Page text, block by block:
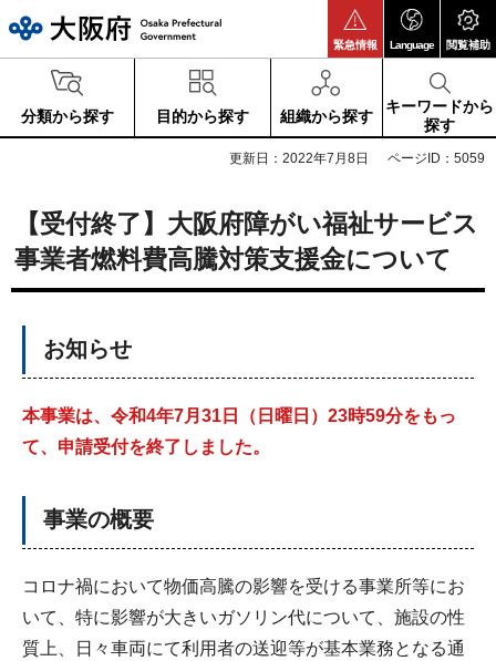
緊急情報 Language 閲覧補助
分類から探す 目的から探す 組織から探す
キーワードから
探す
更新日：2022年7月8日 ページID：5059
【受付終了】大阪府障がい福祉サービス
事業者燃料費高騰対策支援金について
お知らせ
本事業は、令和4年7月31日（日曜日）23時59分をもっ
て、申請受付を終了しました。
事業の概要
コロナ禍において物価高騰の影響を受ける事業所等にお
いて、特に影響が大きいガソリン代について、施設の性
質上、日々車両にて利用者の送迎等が基本業務となる通